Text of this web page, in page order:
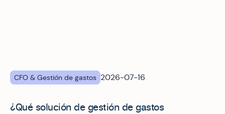
CFO & Gestión de gastos 2026-07-16
¿Qué solución de gestión de gastos